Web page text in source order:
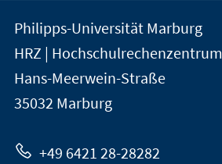
Kontakt
und
Informationen
zur
Website
der
Universität
Marburg
Philipps-Universität Marburg
HRZ | Hochschulrechenzentrum
Hans-Meerwein-Straße
35032 Marburg
+49 6421 28-28282